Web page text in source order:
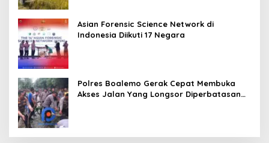
Asian Forensic Science Network di
Indonesia Diikuti 17 Negara
Polres Boalemo Gerak Cepat Membuka
Akses Jalan Yang Longsor Diperbatasan